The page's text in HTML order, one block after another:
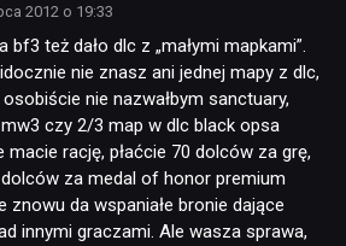
2012 o 19:33
bf3 też dało dlc z „małymi mapkami”.
nie znasz ani jednej mapy z dlc,
nie nazwałbym sanctuary,
czy 2/3 map w dlc black opsa
macie rację, płaćcie 70 dolców za grę,
za medal of honor premium
znowu da wspaniałe bronie dające
innymi graczami. Ale wasza sprawa,